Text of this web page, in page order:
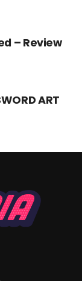
– Review
ART